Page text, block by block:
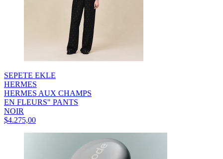
SEPETE EKLE
HERMES
HERMES AUX CHAMPS
EN FLEURS" PANTS
NOIR
$4.275,00